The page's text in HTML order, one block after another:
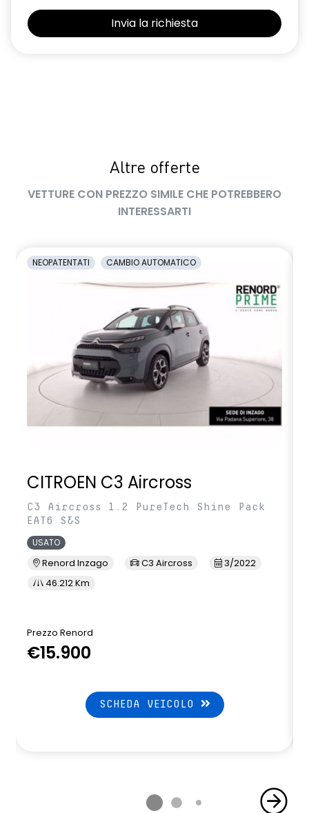
Sedili con sistema isofix
Volante regolabile in altezza e profondità
Altre offerte
VETTURE CON PREZZO SIMILE CHE POTREBBERO
INTERESSARTI
NEOPATENTATI CAMBIO AUTOMATICO
CITROEN C3 Aircross
C3 Aircross 1.2 PureTech Shine Pack
EAT6 S&S
USATO
Renord Inzago C3 Aircross
3/2022
46.212 Km
Prezzo Renord
€15.900
SCHEDA VEICOLO